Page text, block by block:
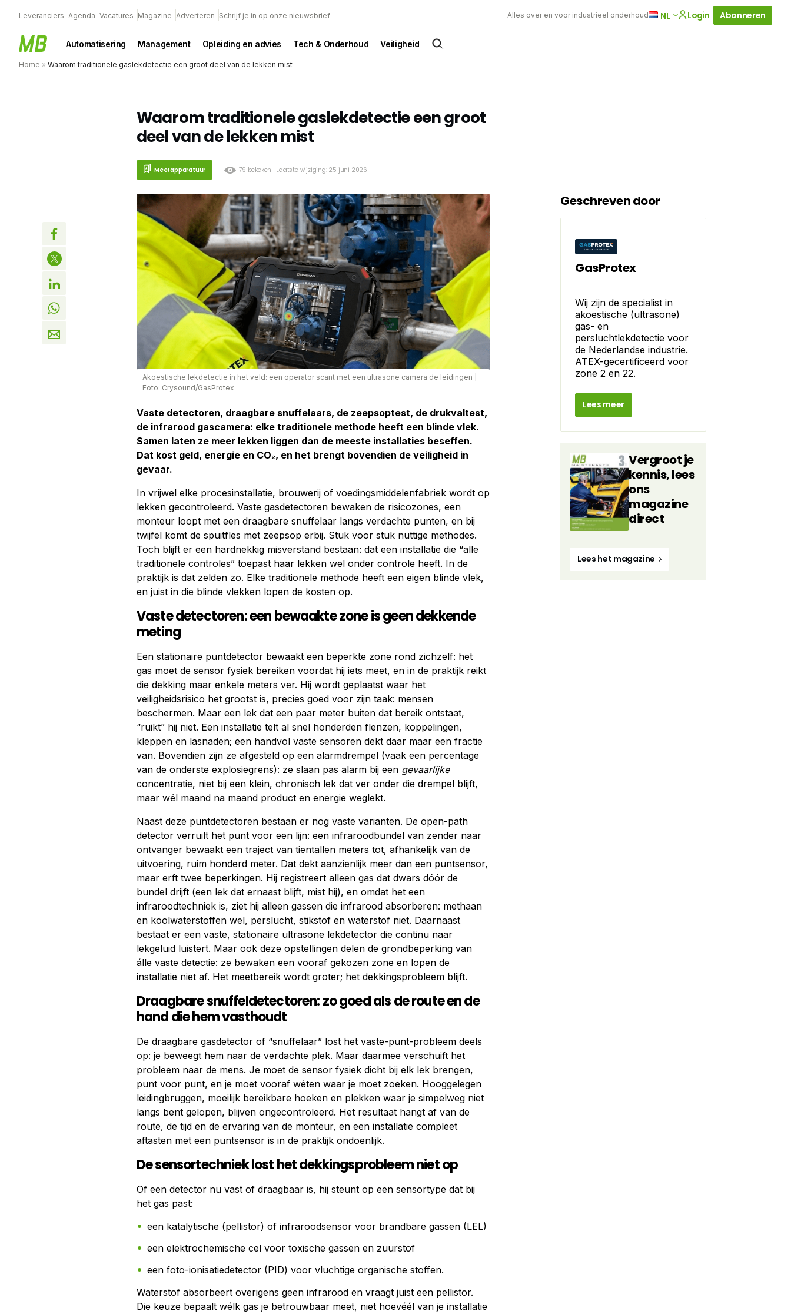
Leveranciers Agenda Vacatures Magazine Adverteren Schrijf je in op onze nieuwsbrief Alles over en voor industrieel onderhoud NL Login Abonneren
Automatisering Management Opleiding en advies Tech & Onderhoud Veiligheid
Home » Waarom traditionele gaslekdetectie een groot deel van de lekken mist
Waarom traditionele gaslekdetectie een groot
deel van de lekken mist
Meetapparatuur 79 bekeken Laatste wijziging: 25 juni 2026
Akoestische lekdetectie in het veld: een operator scant met een ultrasone camera de leidingen
Foto: Crysound/GasProtex
Vaste detectoren, draagbare snuffelaars, de zeepsoptest, de drukvaltest,
de infrarood gascamera: elke traditionele methode heeft een blinde vlek.
Samen laten ze meer lekken liggen dan de meeste installaties beseffen.
Dat kost geld, energie en CO₂, en het brengt bovendien de veiligheid in
gevaar.
In vrijwel elke procesinstallatie, brouwerij of voedingsmiddelenfabriek wordt op
lekken gecontroleerd. Vaste gasdetectoren bewaken de risicozones, een
monteur loopt met een draagbare snuffelaar langs verdachte punten, en bij
twijfel komt de spuitfles met zeepsop erbij. Stuk voor stuk nuttige methodes.
Toch blijft er een hardnekkig misverstand bestaan: dat een installatie die “alle
traditionele controles” toepast haar lekken wel onder controle heeft. In de
praktijk is dat zelden zo. Elke traditionele methode heeft een eigen blinde vlek,
en juist in die blinde vlekken lopen de kosten op.
Vaste detectoren: een bewaakte zone is geen dekkende
meting
Een stationaire puntdetector bewaakt een beperkte zone rond zichzelf: het
gas moet de sensor fysiek bereiken voordat hij iets meet, en in de praktijk reikt
die dekking maar enkele meters ver. Hij wordt geplaatst waar het
veiligheidsrisico het grootst is, precies goed voor zijn taak: mensen
beschermen. Maar een lek dat een paar meter buiten dat bereik ontstaat,
“ruikt” hij niet. Een installatie telt al snel honderden flenzen, koppelingen,
kleppen en lasnaden; een handvol vaste sensoren dekt daar maar een fractie
van. Bovendien zijn ze afgesteld op een alarmdrempel (vaak een percentage
van de onderste explosiegrens): ze slaan pas alarm bij een gevaarlijke
concentratie, niet bij een klein, chronisch lek dat ver onder die drempel blijft,
maar wél maand na maand product en energie weglekt.
Naast deze puntdetectoren bestaan er nog vaste varianten. De open-path
detector verruilt het punt voor een lijn: een infraroodbundel van zender naar
ontvanger bewaakt een traject van tientallen meters tot, afhankelijk van de
uitvoering, ruim honderd meter. Dat dekt aanzienlijk meer dan een puntsensor,
maar erft twee beperkingen. Hij registreert alleen gas dat dwars dóór de
bundel drijft (een lek dat ernaast blijft, mist hij), en omdat het een
infraroodtechniek is, ziet hij alleen gassen die infrarood absorberen: methaan
en koolwaterstoffen wel, perslucht, stikstof en waterstof niet. Daarnaast
bestaat er een vaste, stationaire ultrasone lekdetector die continu naar
lekgeluid luistert. Maar ook deze opstellingen delen de grondbeperking van
álle vaste detectie: ze bewaken een vooraf gekozen zone en lopen de
installatie niet af. Het meetbereik wordt groter; het dekkingsprobleem blijft.
Draagbare snuffeldetectoren: zo goed als de route en de
hand die hem vasthoudt
De draagbare gasdetector of “snuffelaar” lost het vaste-punt-probleem deels
op: je beweegt hem naar de verdachte plek. Maar daarmee verschuift het
probleem naar de mens. Je moet de sensor fysiek dicht bij elk lek brengen,
punt voor punt, en je moet vooraf wéten waar je moet zoeken. Hooggelegen
leidingbruggen, moeilijk bereikbare hoeken en plekken waar je simpelweg niet
langs bent gelopen, blijven ongecontroleerd. Het resultaat hangt af van de
route, de tijd en de ervaring van de monteur, en een installatie compleet
aftasten met een puntsensor is in de praktijk ondoenlijk.
De sensortechniek lost het dekkingsprobleem niet op
Of een detector nu vast of draagbaar is, hij steunt op een sensortype dat bij
het gas past:
een katalytische (pellistor) of infraroodsensor voor brandbare gassen (LEL)
een elektrochemische cel voor toxische gassen en zuurstof
een foto-ionisatiedetector (PID) voor vluchtige organische stoffen.
Waterstof absorbeert overigens geen infrarood en vraagt juist een pellistor.
Die keuze bepaalt wélk gas je betrouwbaar meet, niet hoevéél van je installatie
Geschreven door
GasProtex
Wij zijn de specialist in
akoestische (ultrasone)
gas- en
persluchtlekdetectie voor
de Nederlandse industrie.
ATEX-gecertificeerd voor
zone 2 en 22.
Lees meer
Vergroot je
kennis, lees
ons
magazine
direct
Lees het magazine